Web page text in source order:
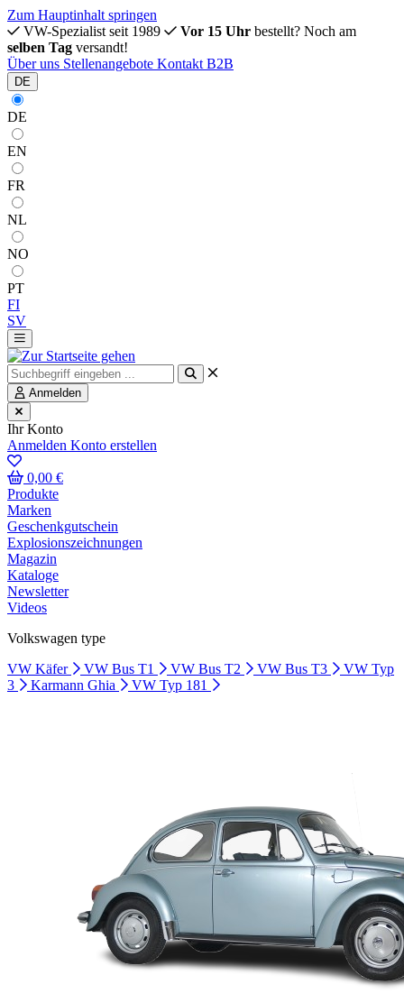
Zum Hauptinhalt springen
VW-Spezialist seit 1989
Vor 15 Uhr bestellt? Noch am
selben Tag versandt!
Über uns Stellenangebote Kontakt B2B
DE
DE
EN
FR
NL
NO
PT
FI
SV
Anmelden
Ihr Konto
Anmelden Konto erstellen
0,00 €
Produkte
Marken
Geschenkgutschein
Explosionszeichnungen
Magazin
Kataloge
Newsletter
Videos
Volkswagen type
VW Käfer
VW Bus T1 VW Bus T2 VW Bus T3
VW Typ
3
Karmann Ghia VW Typ 181